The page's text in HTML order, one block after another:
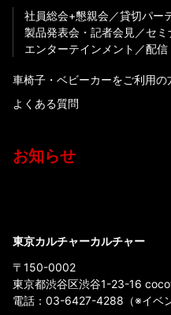
社員総会+懇親会
貸切パー
製品発表会・記者会見
セミ
エンターテインメント
配信
車椅子・ベビーカーをご利用の
よくある質問
お知らせ
東京カルチャーカルチャー
〒150-0002
東京都渋谷区渋谷1-23-16
電話： 03-6427-4288 （※イベ